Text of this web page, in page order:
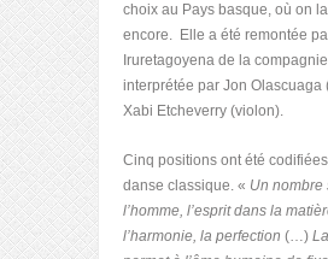
choix au Pays basque, où on
encore. Elle a été remontée
Iruretagoyena de la
interprétée par Jon Olascuaga
Xabi Etcheverry (violon).
Cinq positions ont été
danse classique. « Un nombre
l’homme, l’esprit dans la
l’harmonie, la perfection (…)